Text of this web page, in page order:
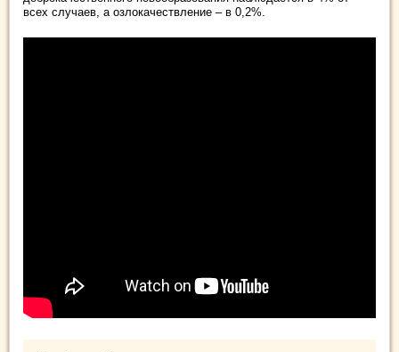
всех случаев, а озлокачествление – в 0,2%.